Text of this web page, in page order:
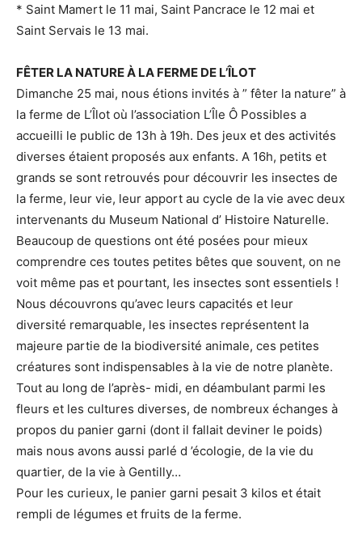
* Saint Mamert le 11 mai, Saint Pancrace le 12 mai et
Saint Servais le 13 mai.
FÊTER LA NATURE À LA FERME DE L’ÎLOT
Dimanche 25 mai, nous étions invités à ” fêter la nature” à
la ferme de L’Îlot où l’association L’Île Ô Possibles a
accueilli le public de 13h à 19h. Des jeux et des activités
diverses étaient proposés aux enfants. A 16h, petits et
grands se sont retrouvés pour découvrir les insectes de
la ferme, leur vie, leur apport au cycle de la vie avec deux
intervenants du Museum National d’ Histoire Naturelle.
Beaucoup de questions ont été posées pour mieux
comprendre ces toutes petites bêtes que souvent, on ne
voit même pas et pourtant, les insectes sont essentiels !
Nous découvrons qu’avec leurs capacités et leur
diversité remarquable, les insectes représentent la
majeure partie de la biodiversité animale, ces petites
créatures sont indispensables à la vie de notre planète.
Tout au long de l’après- midi, en déambulant parmi les
fleurs et les cultures diverses, de nombreux échanges à
propos du panier garni (dont il fallait deviner le poids)
mais nous avons aussi parlé d ’écologie, de la vie du
quartier, de la vie à Gentilly…
Pour les curieux, le panier garni pesait 3 kilos et était
rempli de légumes et fruits de la ferme.